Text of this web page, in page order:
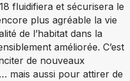
fluidifiera et sécurisera le
plus agréable la vie
de l’habitat dans la
améliorée. C’est
de nouveaux
mais aussi pour attirer de